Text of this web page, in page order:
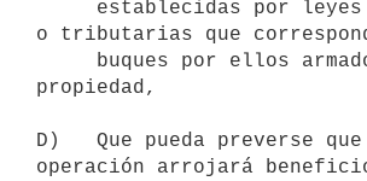
o tributarias que
propiedad,
D)   Que pueda preverse
operación arrojará